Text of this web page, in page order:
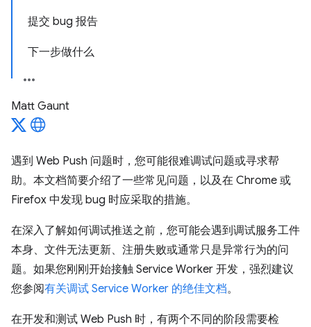
提交 bug 报告
下一步做什么
Matt Gaunt
遇到 Web Push 问题时，您可能很难调试问题或寻求帮
助。本文档简要介绍了一些常见问题，以及在 Chrome 或
Firefox 中发现 bug 时应采取的措施。
在深入了解如何调试推送之前，您可能会遇到调试服务工件
本身、文件无法更新、注册失败或通常只是异常行为的问
题。如果您刚刚开始接触 Service Worker 开发，强烈建议
您参阅有关调试 Service Worker 的绝佳文档。
在开发和测试 Web Push 时，有两个不同的阶段需要检